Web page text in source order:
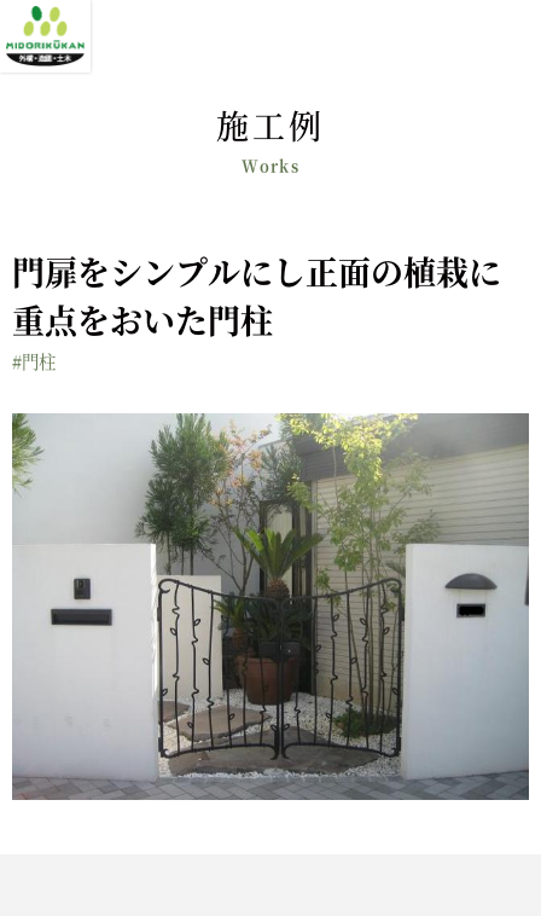
施工例
門扉をシンプルにし正面の植栽に
重点をおいた門柱
#門柱